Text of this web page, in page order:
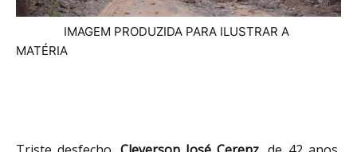
IMAGEM PRODUZIDA PARA ILUSTRAR A
MATÉRIA